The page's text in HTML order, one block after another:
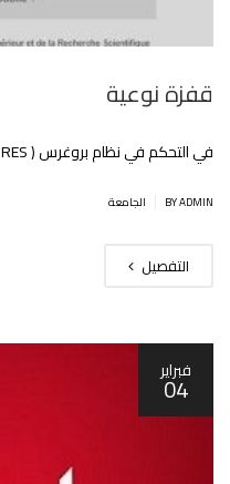
قفزة نوعية
في التحكم في نظام بروغرس ( PROGRES )
BY ADMIN الجامعة
التفصيل
فبراير
04